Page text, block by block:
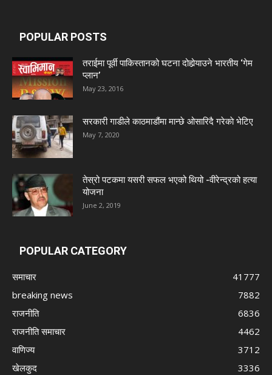
POPULAR POSTS
तराईमा पूर्वी पाकिस्तानको घटना दोहोर्‍याउने भारतीय ‘गेम
प्लान’
May 23, 2016
सरकारी गाडीले काठमाडौंमा मान्छे ओसारिदै गरेकाे भेटिए
May 7, 2020
तेस्रो पटकमा यसरी सफल भएको थियो -वीरेन्द्रको हत्या
योजना
June 2, 2019
POPULAR CATEGORY
समाचार
41777
breaking news
7882
राजनीति
6836
राजनीति समाचार
4462
वाणिज्य
3712
खेलकुद
3336